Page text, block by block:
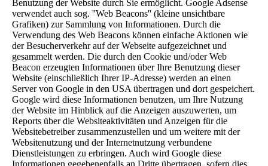
Benutzung der Website durch Sie ermöglicht. Google Adsense
verwendet auch sog. ''Web Beacons'' (kleine unsichtbare
Grafiken) zur Sammlung von Informationen. Durch die
Verwendung des Web Beacons können einfache Aktionen wie
der Besucherverkehr auf der Webseite aufgezeichnet und
gesammelt werden. Die durch den Cookie und/oder Web
Beacon erzeugten Informationen über Ihre Benutzung dieser
Website (einschließlich Ihrer IP-Adresse) werden an einen
Server von Google in den USA übertragen und dort gespeichert.
Google wird diese Informationen benutzen, um Ihre Nutzung
der Website im Hinblick auf die Anzeigen auszuwerten, um
Reports über die Websiteaktivitäten und Anzeigen für die
Websitebetreiber zusammenzustellen und um weitere mit der
Websitenutzung und der Internetnutzung verbundene
Dienstleistungen zu erbringen. Auch wird Google diese